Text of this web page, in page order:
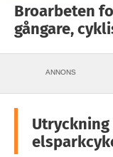
Broarbeten
gångare,
ANNONS